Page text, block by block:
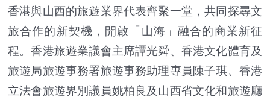
香港與山西的旅遊業界代表齊聚一堂，共同探尋文
旅合作的新契機，開啟「山海」融合的商業新征
程。香港旅遊業議會主席譚光舜、香港文化體育及
旅遊局旅遊事務署旅遊事務助理專員陳子琪、香港
立法會旅遊界別議員姚柏良及山西省文化和旅遊廳